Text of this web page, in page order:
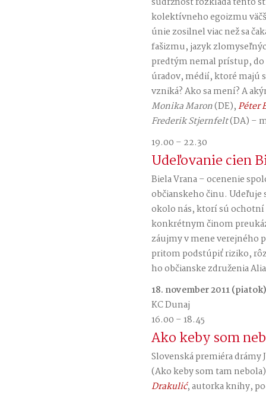
kolektívneho egoizmu
únie zosilnel viac než sa
fašizmu, jazyk
predtým nemal prístup,
úradov, médií, ktoré majú
vzniká? Ako sa mení? A
Monika Maron(DE),Péter
Frederik Stjernfelt(DA) –
19.00 – 22.30
Udeľovanie cien
Biela Vrana – ocenenie
občianskeho činu. Udeľuje
okolo nás, ktorí sú
konkrétnym činom
záujmy v mene verejného
pritom podstúpiť riziko,
ho občianske združenia
18. november 2011 (piatok)
KC Dunaj
16.00 – 18.45
Ako keby som
Slovenská premiéra
(Ako keby som tam
Drakulić, autorka knihy,